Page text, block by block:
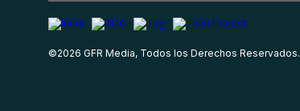
©2026 GFR Media, Todos los Derechos Reservados.